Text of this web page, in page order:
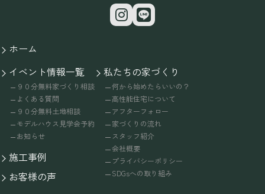
ホーム
イベント情報一覧
９０分無料家づくり相談
よくある質問
９０分無料土地相談
モデルハウス見学会予約
お知らせ
施工事例
お客様の声
私たちの家づくり
何から始めたらいいの？
高性能住宅について
アフターフォロー
家づくりの流れ
スタッフ紹介
会社概要
プライバシーポリシー
SDGsへの取り組み